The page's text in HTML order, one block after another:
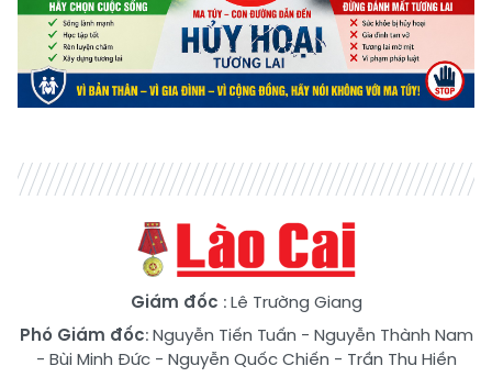
Giám đốc : Lê Trường Giang
Phó Giám đốc:Nguyễn Tiến Tuấn - Nguyễn Thành Nam
- Bùi Minh Đức- Nguyễn Quốc Chiến - Trần Thu Hiền